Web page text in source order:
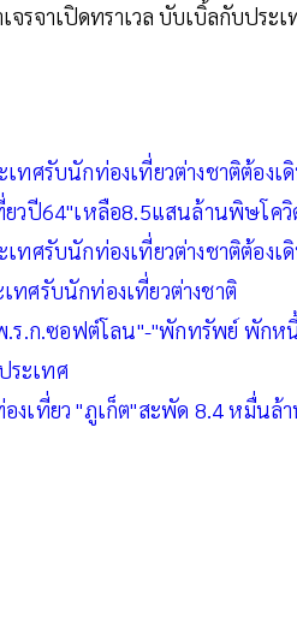
รจาเปิดทราเวล บับเบิ้ลกับประเ
ทศรับนักท่องเที่ยวต่างชาติต้องเ
วปี64"เหลือ8.5แสนล้านพิษโควิ
ทศรับนักท่องเที่ยวต่างชาติต้องเ
ทศรับนักท่องเที่ยวต่างชาติ
.ร.ก.ซอฟต์โลน"-"พักทรัพย์ พักห
ะเทศ
งเที่ยว "ภูเก็ต"สะพัด 8.4 หมื่นล้